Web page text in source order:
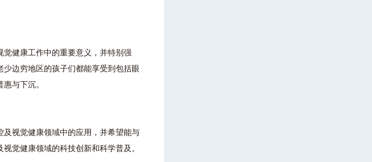
健康工作中的重要意义，并特别强
边穷地区的孩子们都能享受到包括眼
与下沉。
视觉健康领域中的应用，并希望能与
觉健康领域的科技创新和科学普及。